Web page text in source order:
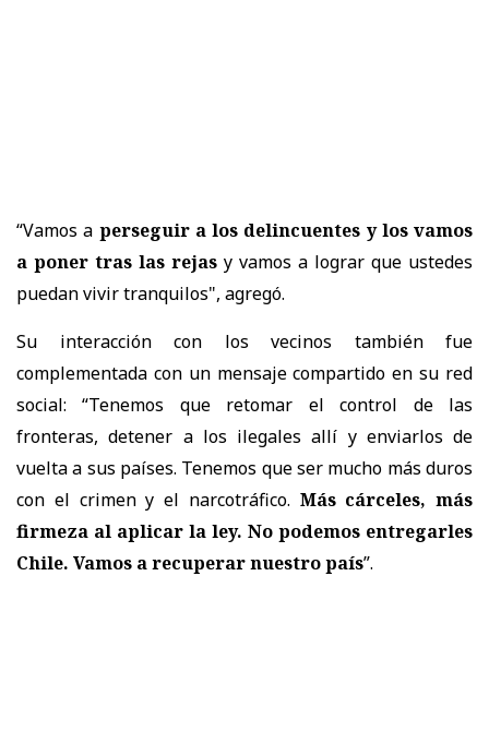
“Vamos a perseguir a los delincuentes y los vamos
a poner tras las rejas y vamos a lograr que ustedes
puedan vivir tranquilos", agregó.
Su interacción con los vecinos también fue
complementada con un mensaje compartido en su red
social: “Tenemos que retomar el control de las
fronteras, detener a los ilegales allí y enviarlos de
vuelta a sus países. Tenemos que ser mucho más duros
con el crimen y el narcotráfico. Más cárceles, más
firmeza al aplicar la ley. No podemos entregarles
Chile. Vamos a recuperar nuestro país”.